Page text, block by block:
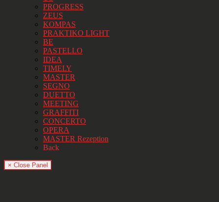
PROGRESS
ZEUS
KOMPAS
PRAKTIKO LIGHT
BE
PASTELLO
IDEA
TIMELY
MASTER
SEGNO
DUETTO
MEETING
GRAFFITI
CONCERTO
OPERA
MASTER Rezeption
Back
× Close Panel